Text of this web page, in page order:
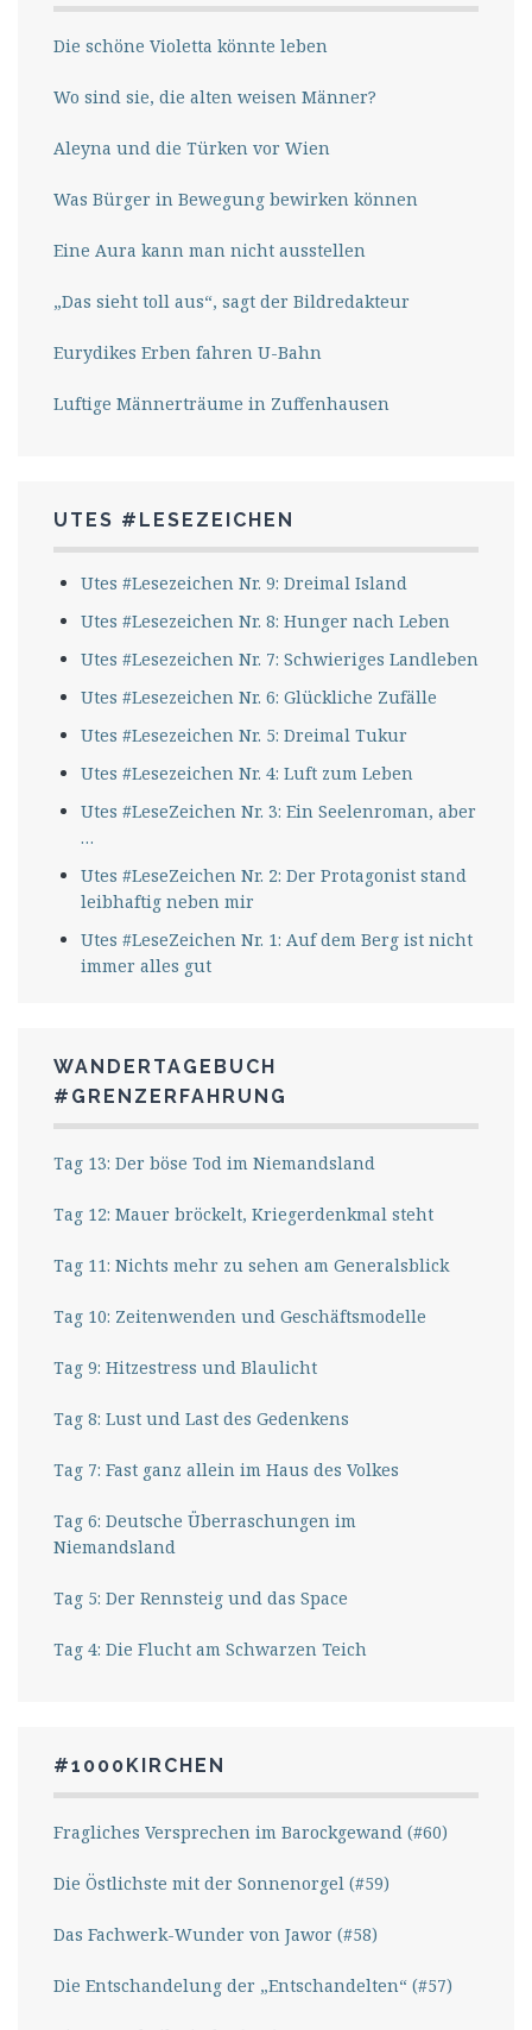
Die schöne Violetta könnte leben
Wo sind sie, die alten weisen Männer?
Aleyna und die Türken vor Wien
Was Bürger in Bewegung bewirken können
Eine Aura kann man nicht ausstellen
„Das sieht toll aus“, sagt der Bildredakteur
Eurydikes Erben fahren U-Bahn
Luftige Männerträume in Zuffenhausen
UTES #LESEZEICHEN
Utes #Lesezeichen Nr. 9: Dreimal Island
Utes #Lesezeichen Nr. 8: Hunger nach Leben
Utes #Lesezeichen Nr. 7: Schwieriges Landleben
Utes #Lesezeichen Nr. 6: Glückliche Zufälle
Utes #Lesezeichen Nr. 5: Dreimal Tukur
Utes #Lesezeichen Nr. 4: Luft zum Leben
Utes #LeseZeichen Nr. 3: Ein Seelenroman, aber
…
Utes #LeseZeichen Nr. 2: Der Protagonist stand
leibhaftig neben mir
Utes #LeseZeichen Nr. 1: Auf dem Berg ist nicht
immer alles gut
WANDERTAGEBUCH
#GRENZERFAHRUNG
Tag 13: Der böse Tod im Niemandsland
Tag 12: Mauer bröckelt, Kriegerdenkmal steht
Tag 11: Nichts mehr zu sehen am Generalsblick
Tag 10: Zeitenwenden und Geschäftsmodelle
Tag 9: Hitzestress und Blaulicht
Tag 8: Lust und Last des Gedenkens
Tag 7: Fast ganz allein im Haus des Volkes
Tag 6: Deutsche Überraschungen im
Niemandsland
Tag 5: Der Rennsteig und das Space
Tag 4: Die Flucht am Schwarzen Teich
#1000KIRCHEN
Fragliches Versprechen im Barockgewand (#60)
Die Östlichste mit der Sonnenorgel (#59)
Das Fachwerk-Wunder von Jawor (#58)
Die Entschandelung der „Entschandelten“ (#57)